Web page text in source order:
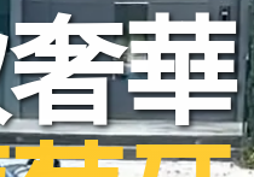
華